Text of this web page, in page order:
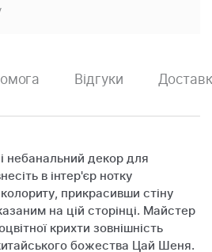
Відгуки
небанальний декор для
в інтер'єр нотку
прикрасивши стіну
на цій сторінці. Майстер
крихти зовнішність
божества Цай Шеня.